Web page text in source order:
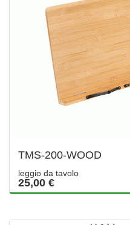
TMS-200-WOOD
leggio da tavolo
25,00 €